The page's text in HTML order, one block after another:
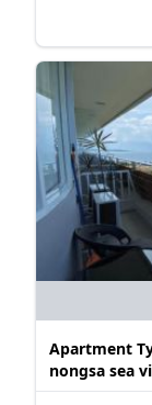
Apartment
nongsa sea